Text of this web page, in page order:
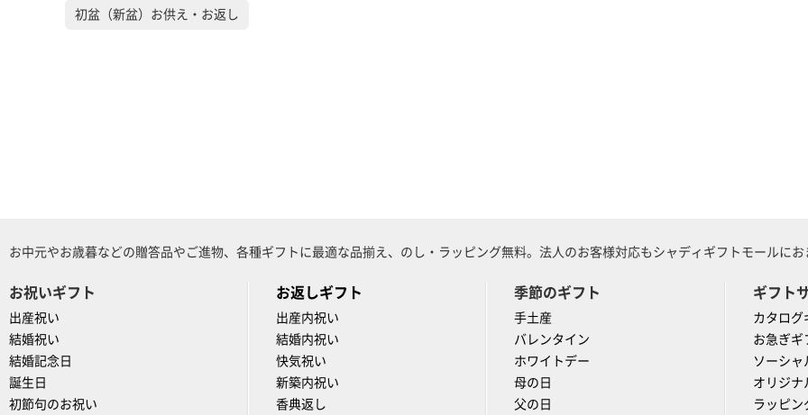
初盆（新盆）お供え・お返し
お中元やお歳暮などの贈答品やご進物、各種ギフトに最適な品揃え、のし・ラッピング無料。法人のお客様対応もシャディギフトモールに
お祝いギフト
出産祝い
結婚祝い
結婚記念日
誕生日
初節句のお祝い
お返しギフト
出産内祝い
結婚内祝い
快気祝い
新築内祝い
香典返し
季節のギフト
手土産
バレンタイン
ホワイトデー
母の日
父の日
ギフト
カタログ
お急ぎギ
ソーシャ
オリジナ
ラッピン